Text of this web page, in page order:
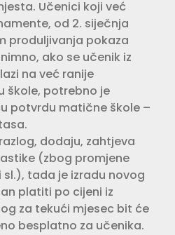
Učenici koji već
od 2. siječnja
produljivanja pokaza
ako se učenik iz
na već ranije
škole, potrebno je
potvrdu matične škole –
dodaju, zahtjeva
(zbog promjene
tada je izradu novog
platiti po cijeni iz
za tekući mjesec bit će
besplatno za učenika.